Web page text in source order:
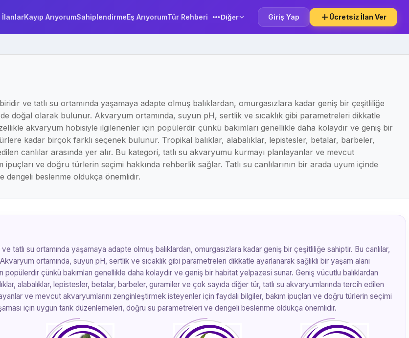
İlanlarKayıp ArıyorumSahiplendirmeEş ArıyorumTür Rehberi Diğer Giriş Yap Ücretsiz İlan Ver
ve tatlı su ortamında yaşamaya adapte olmuş balıklardan, omurgasızlara kadar geniş bir çeşitliliğe
doğal olarak bulunur. Akvaryum ortamında, suyun pH, sertlik ve sıcaklık gibi parametreleri dikkatle
akvaryum hobisiyle ilgilenenler için popülerdir çünkü bakımları genellikle daha kolaydır ve geniş bir
kadar birçok farklı seçenek bulunur. Tropikal balıklar, alabalıklar, lepistesler, betalar, barbeler,
canlılar arasında yer alır. Bu kategori, tatlı su akvaryumu kurmayı planlayanlar ve mevcut
ve doğru türlerin seçimi hakkında rehberlik sağlar. Tatlı su canlılarının bir arada uyum içinde
dengeli beslenme oldukça önemlidir.
ve tatlı su ortamında yaşamaya adapte olmuş balıklardan, omurgasızlara kadar geniş bir çeşitliliğe sahiptir. Bu canlılar,
ortamında, suyun pH, sertlik ve sıcaklık gibi parametreleri dikkatle ayarlanarak sağlıklı bir yaşam alanı
popülerdir çünkü bakımları genellikle daha kolaydır ve geniş bir habitat yelpazesi sunar. Geniş vücutlu balıklardan
alabalıklar, lepistesler, betalar, barbeler, guramiler ve çok sayıda diğer tür, tatlı su akvaryumlarında tercih edilen
ve mevcut akvaryumlarını zenginleştirmek isteyenler için faydalı bilgiler, bakım ipuçları ve doğru türlerin seçimi
için uygun tank düzenlemeleri, doğru su parametreleri ve dengeli beslenme oldukça önemlidir.